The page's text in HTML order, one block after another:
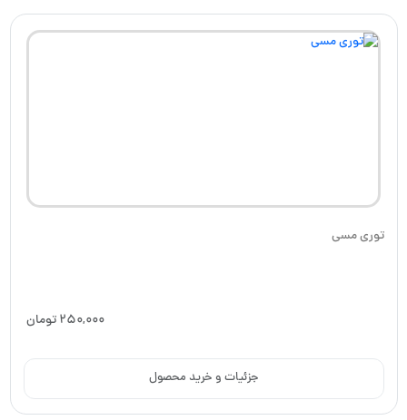
توری مسی
250,000تومان
جزئیات و خرید محصول